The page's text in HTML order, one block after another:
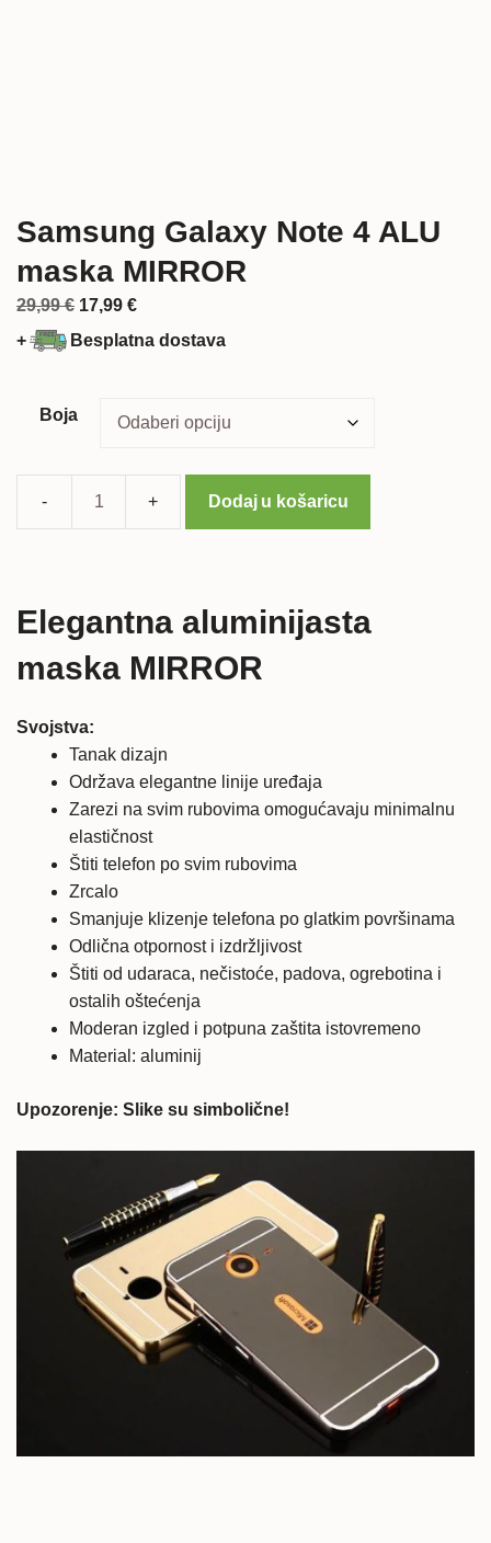
Samsung Galaxy Note 4 ALU
maska MIRROR
29,99€ Izvorna
cijena
29,99 €.
17,99 €Trenutna
cijena
+ Besplatna dostava
Boja
Samsung
ALU
MIRROR
Dodaj u košaricu
Elegantna aluminijasta
maska MIRROR
Svojstva:
Tanak dizajn
Održava elegantne linije uređaja
Zarezi na svim rubovima omogućavaju minimalnu
elastičnost
Štiti telefon po svim rubovima
Zrcalo
Smanjuje klizenje telefona po glatkim površinama
Odlična otpornost i izdržljivost
Štiti od udaraca, nečistoće, padova, ogrebotina i
ostalih oštećenja
Moderan izgled i potpuna zaštita istovremeno
Material: aluminij
Upozorenje: Slike su simbolične!